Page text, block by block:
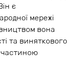
є
мережі
вона
та виняткового